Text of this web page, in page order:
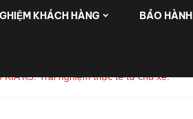
KHÁCH HÀNG BẢO HÀNH
K5: Trải nghiệm thực tế từ chủ xe.